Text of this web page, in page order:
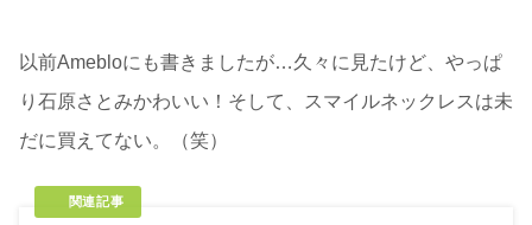
以前Amebloにも書きましたが…久々に見たけど、やっぱ
り石原さとみかわいい！そして、スマイルネックレスは未
だに買えてない。（笑）